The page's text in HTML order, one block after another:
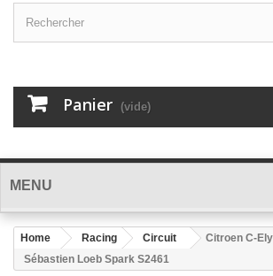
Panier (vide)
MENU
Home Racing Circuit
Citroen C-
Sébastien Loeb Spark S2461